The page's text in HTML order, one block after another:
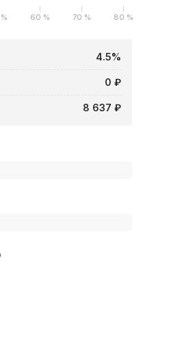
60 % 70 % 80 %
4.5%
0 ₽
8 637 ₽